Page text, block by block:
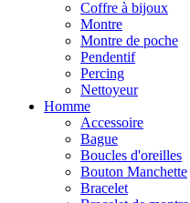
Coffre à bijoux
Montre
Montre de poche
Pendentif
Percing
Nettoyeur
Homme
Accessoire
Bague
Boucles d'oreilles
Bouton Manchette
Bracelet